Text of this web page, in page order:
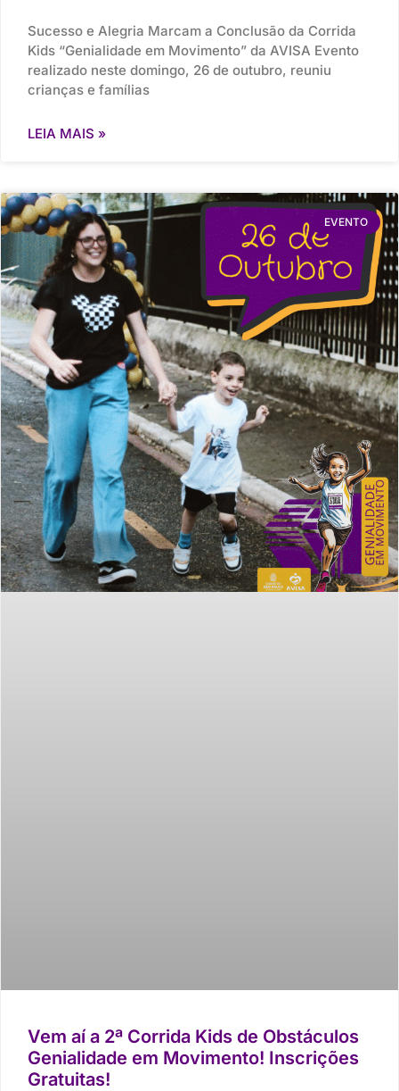
Sucesso e Alegria Marcam a Conclusão da Corrida
Kids “Genialidade em Movimento” da AVISA Evento
realizado neste domingo, 26 de outubro, reuniu
crianças e famílias
LEIA MAIS »
EVENTO
Vem aí a 2ª Corrida Kids de Obstáculos
Genialidade em Movimento! Inscrições
Gratuitas!